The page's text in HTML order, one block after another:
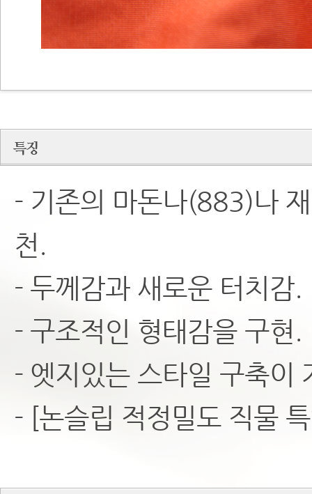
- 기존의 마돈나(883)나
천.
- 두께감과 새로운 터치감.
- 구조적인 형태감을 구현.
- 엣지있는 스타일 구축이
- [논슬립 적정밀도 직물